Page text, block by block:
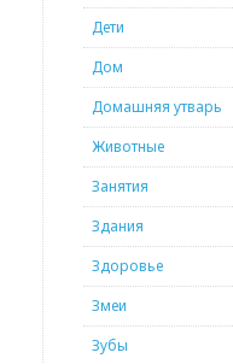
Дети
Дом
Домашняя утварь
Животные
Занятия
Здания
Здоровье
Змеи
Зубы